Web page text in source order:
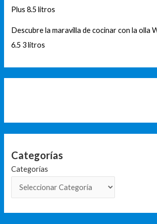
Plus 8.5 litros
Descubre la maravilla de cocinar con la olla
6.5 3 litros
Categorías
Categorías